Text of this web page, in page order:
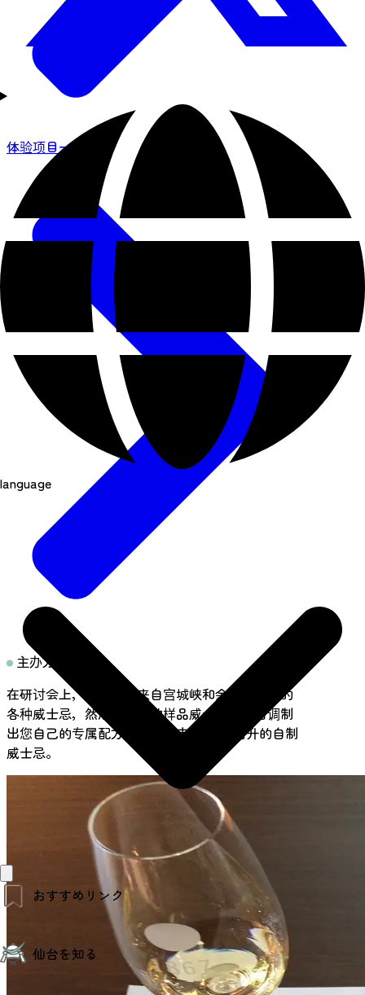
language
おすすめリンク
モデルコース
仙台を知る
体验项目一览
主办方留言
在研讨会上，您将品尝来自宫城峡和余市蒸馏厂的
各种威士忌，然后调配一款样品威士忌，最后调制
出您自己的专属配方。您将带走两瓶180毫升的自制
威士忌。